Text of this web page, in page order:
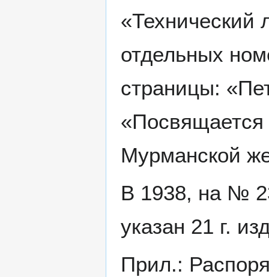
«Технический
отдельных
страницы:
Мурманской
В 1938, на №
указан 21 г.
Прил.: